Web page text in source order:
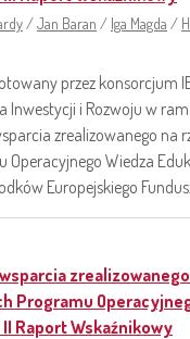
/Jan Baran / Iga Magda /
przez konsorcjum
Inwestycji i Rozwoju w
zrealizowanego na
Wiedza
Europejskiego
Programu
Raport Wskaźnikowy